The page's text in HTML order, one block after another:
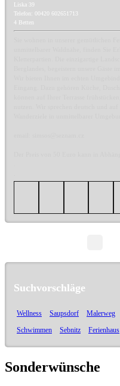
Liska 39
Telefon: 00420 602651713
4 Betten
Suchvorschläge
Wellness Saupsdorf Malerweg
Schwimmen
Sebnitz Ferienhaus
Sonderwünsche